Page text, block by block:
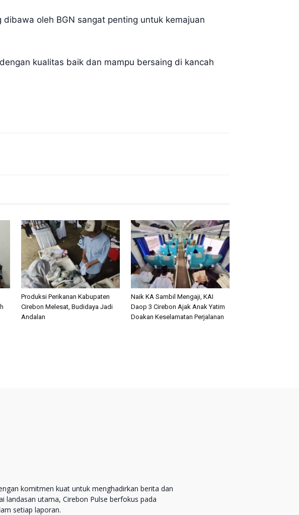
oleh BGN sangat penting untuk kemajuan
kualitas baik dan mampu bersaing di kancah
Produksi Perikanan Kabupaten
Cirebon Melesat, Budidaya Jadi
Andalan
Naik KA Sambil Mengaji, KAI
Daop 3 Cirebon Ajak Anak Yatim
Doakan Keselamatan Perjalanan
komitmen kuat untuk menghadirkan berita dan
landasan utama, Cirebon Pulse berfokus pada
setiap laporan.